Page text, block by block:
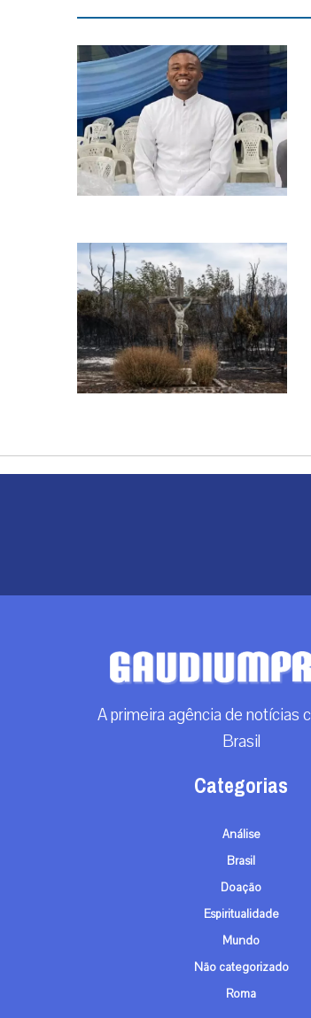
A primeira agência de notícias
Brasil
Categorias
Análise
Brasil
Doação
Espiritualidade
Mundo
Não categorizado
Roma